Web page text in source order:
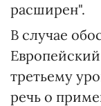
расширен".
В случае
третьему
речь о